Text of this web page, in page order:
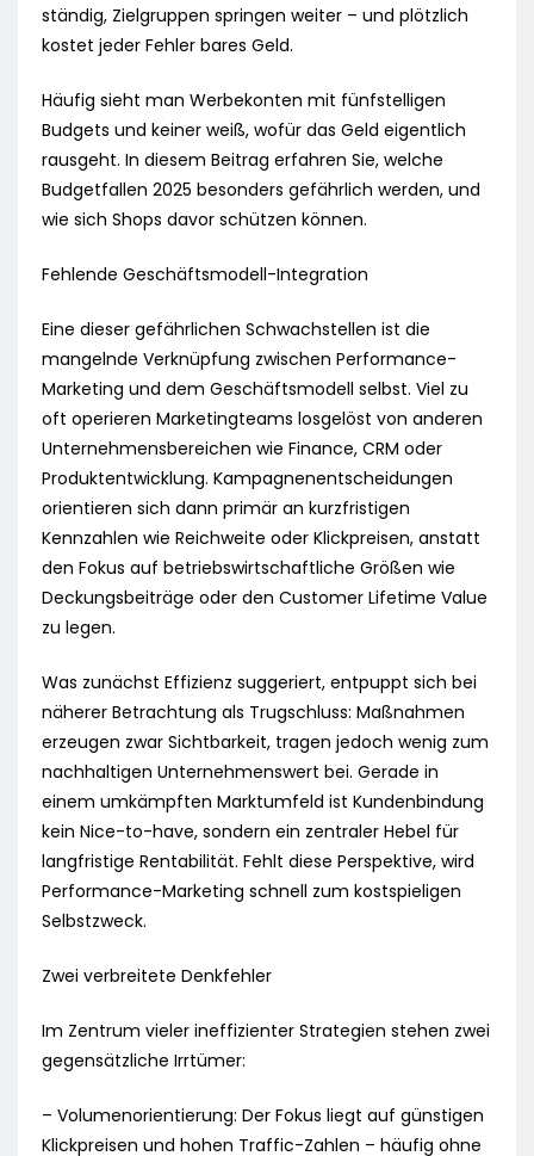
ständig, Zielgruppen springen weiter – und plötzlich
kostet jeder Fehler bares Geld.
Häufig sieht man Werbekonten mit fünfstelligen
Budgets und keiner weiß, wofür das Geld eigentlich
rausgeht. In diesem Beitrag erfahren Sie, welche
Budgetfallen 2025 besonders gefährlich werden, und
wie sich Shops davor schützen können.
Fehlende Geschäftsmodell-Integration
Eine dieser gefährlichen Schwachstellen ist die
mangelnde Verknüpfung zwischen Performance-
Marketing und dem Geschäftsmodell selbst. Viel zu
oft operieren Marketingteams losgelöst von anderen
Unternehmensbereichen wie Finance, CRM oder
Produktentwicklung. Kampagnenentscheidungen
orientieren sich dann primär an kurzfristigen
Kennzahlen wie Reichweite oder Klickpreisen, anstatt
den Fokus auf betriebswirtschaftliche Größen wie
Deckungsbeiträge oder den Customer Lifetime Value
zu legen.
Was zunächst Effizienz suggeriert, entpuppt sich bei
näherer Betrachtung als Trugschluss: Maßnahmen
erzeugen zwar Sichtbarkeit, tragen jedoch wenig zum
nachhaltigen Unternehmenswert bei. Gerade in
einem umkämpften Marktumfeld ist Kundenbindung
kein Nice-to-have, sondern ein zentraler Hebel für
langfristige Rentabilität. Fehlt diese Perspektive, wird
Performance-Marketing schnell zum kostspieligen
Selbstzweck.
Zwei verbreitete Denkfehler
Im Zentrum vieler ineffizienter Strategien stehen zwei
gegensätzliche Irrtümer:
– Volumenorientierung: Der Fokus liegt auf günstigen
Klickpreisen und hohen Traffic-Zahlen – häufig ohne